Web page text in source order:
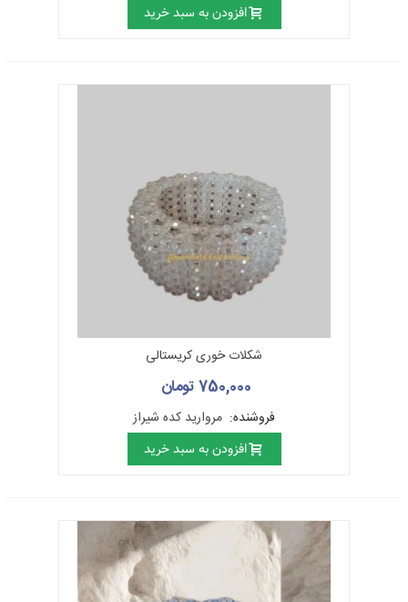
افزودن به سبد خرید
شکلات خوری کریستالی
750,000 تومان
فروشنده: مروارید کده شیراز
افزودن به سبد خرید